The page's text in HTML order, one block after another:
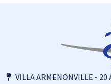
VILLA ARMENONVILLE - 20